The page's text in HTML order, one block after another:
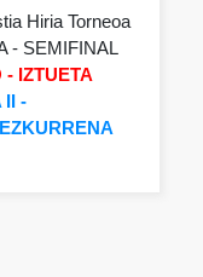
Hiria Torneoa
- SEMIFINAL
- IZTUETA
II -